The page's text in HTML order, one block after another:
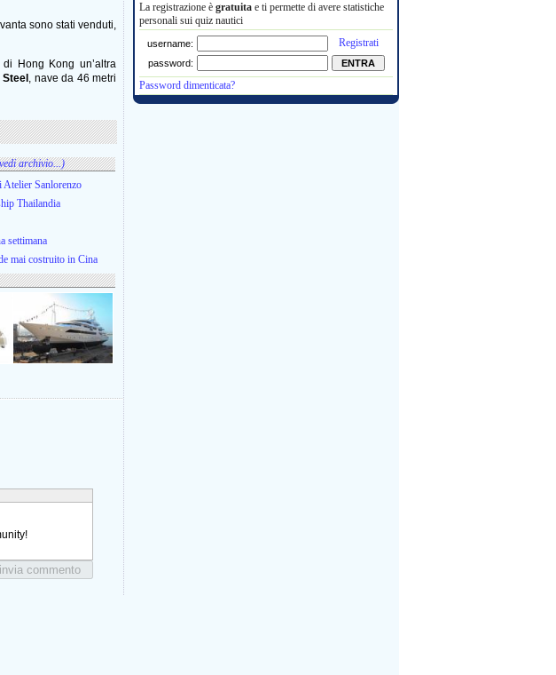
La registrazione è gratuita e ti permette di avere statistiche
personali sui quiz nautici
username: Registrati
password:
Password dimenticata?
sono stati venduti,
Hong Kong un’altra
Steel , nave da 46 metri
archivio...)
Atelier Sanlorenzo
Thailandia
settimana
mai costruito in Cina